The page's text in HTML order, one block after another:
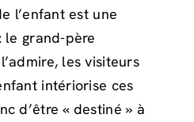
l’enfant est une
le grand-père
les visiteurs
intériorise ces
d’être « destiné » à